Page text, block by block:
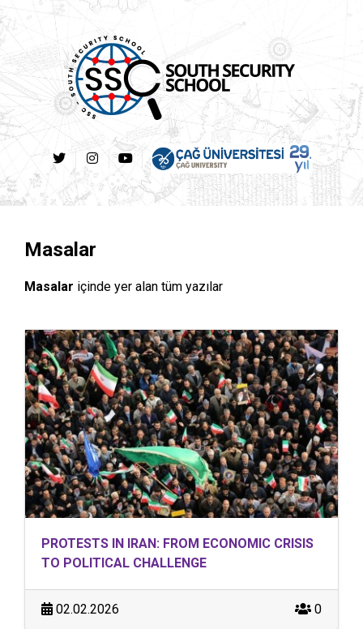
Masalar
Masalar içinde yer alan tüm yazılar
PROTESTS IN IRAN: FROM ECONOMIC CRISIS
TO POLITICAL CHALLENGE
02.02.2026 0